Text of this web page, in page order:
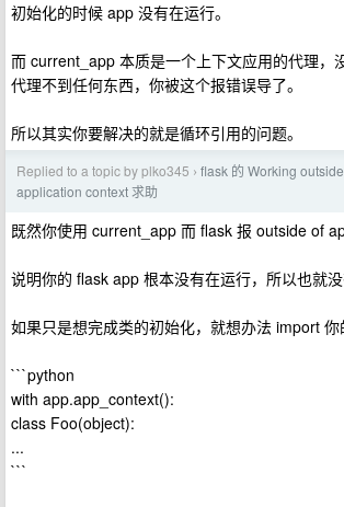
初始化的时候 app 没有在运行。
而 current_app 本质是一个上下文应用的代理，
代理不到任何东西，你被这个报错误导了。
所以其实你要解决的就是循环引用的问题。
Replied to a topic by plko345 › flask 的 Working
application context 求助
既然你使用 current_app 而 flask 报 outside of
说明你的 flask app 根本没有在运行，所以也就没
如果只是想完成类的初始化，就想办法 import 你
```python
with app.app_context():
class Foo(object):
...
```